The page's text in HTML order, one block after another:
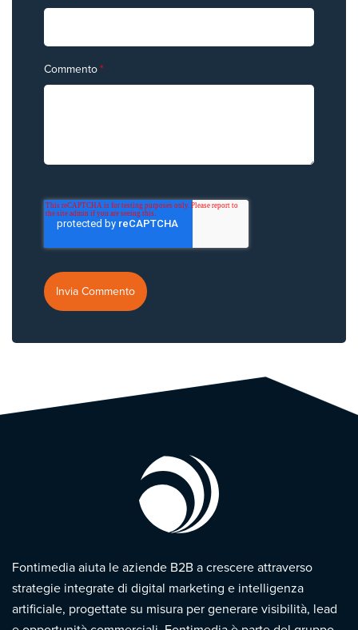
Commento*
Fontimedia aiuta le aziende B2B a crescere attraverso
strategie integrate di digital marketing e intelligenza
artificiale, progettate su misura per generare visibilità, lead